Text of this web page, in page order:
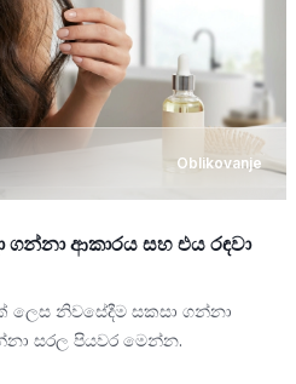
Oblikovanje
ගන්නා ආකාරය සහ එය රඳවා
ලෙස නිවසේදීම සකසා ගන්නා
සරල පියවර මෙන්න.